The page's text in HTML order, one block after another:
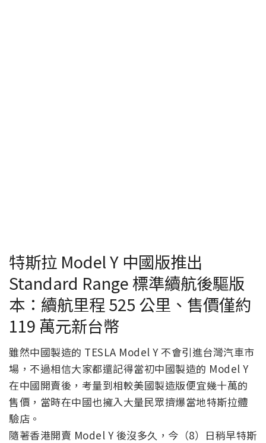
特斯拉 Model Y 中國版推出
Standard Range 標準續航後驅版
本：續航里程 525 公里、售價僅約
119 萬元新台幣
雖然中國製造的 TESLA Model Y 不會引進台灣汽車市
場，不過相信大家都還記得當初中國製造的 Model Y
在中國開賣後，考量到相較美國製造版便宜幾十萬的
售價，當時在中國也擁入大量民眾擠爆當地特斯拉體
驗店。
隨著香港開賣 Model Y 後沒多久，今（8）日稍早特斯